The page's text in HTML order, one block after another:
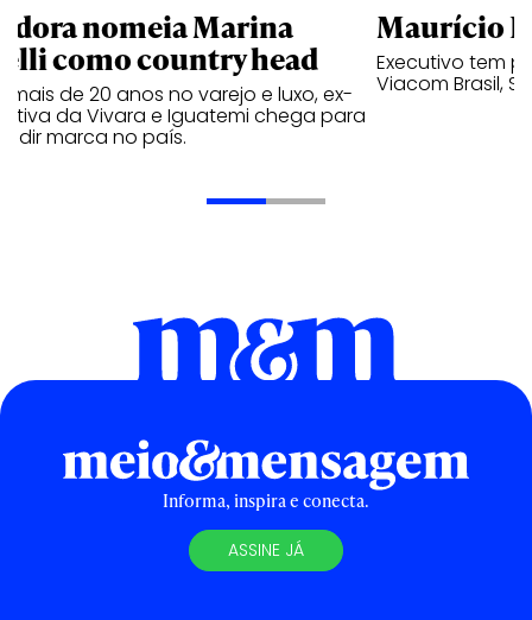
nomeia Marina
como country head
mais de 20 anos no varejo e luxo, ex-
da Vivara e Iguatemi chega para
marca no país.
Maurício
Executivo tem
Viacom Brasil,
Informa, inspira e conecta.
ASSINE JÁ